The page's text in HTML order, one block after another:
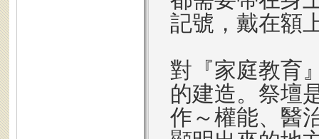
記號，戴在額
對『家庭教育
的建造。祭壇
作～權能、醫